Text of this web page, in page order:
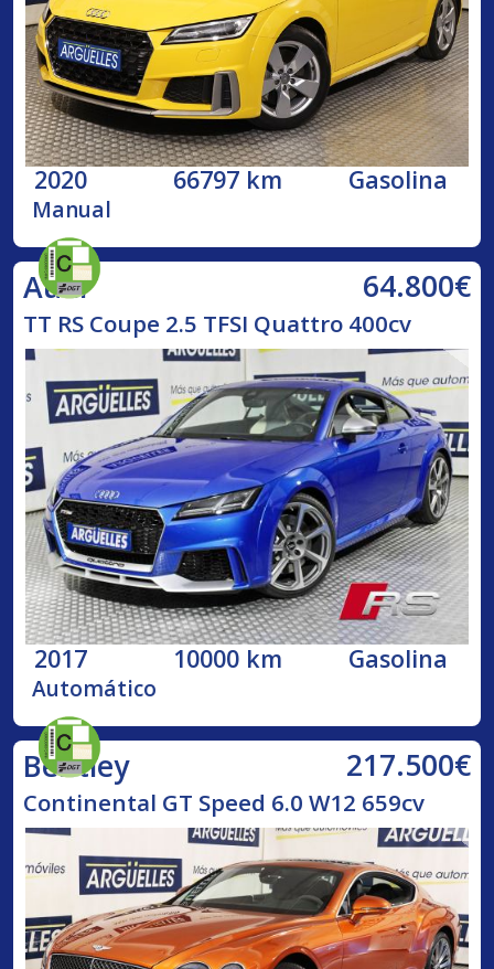
2020 66797 km Gasolina
Manual
Audi 64.800€
TT RS Coupe 2.5 TFSI Quattro 400cv
2017 10000 km Gasolina
Automático
Bentley 217.500€
Continental GT Speed 6.0 W12 659cv